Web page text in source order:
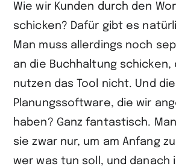
Wie wir Kunden durch den
schicken? Dafür gibt es
Man muss allerdings noch
an die Buchhaltung schicken,
nutzen das Tool nicht. Und die
Planungssoftware, die wir
haben? Ganz fantastisch.
sie zwar nur, um am Anfang
wer was tun soll, und danach